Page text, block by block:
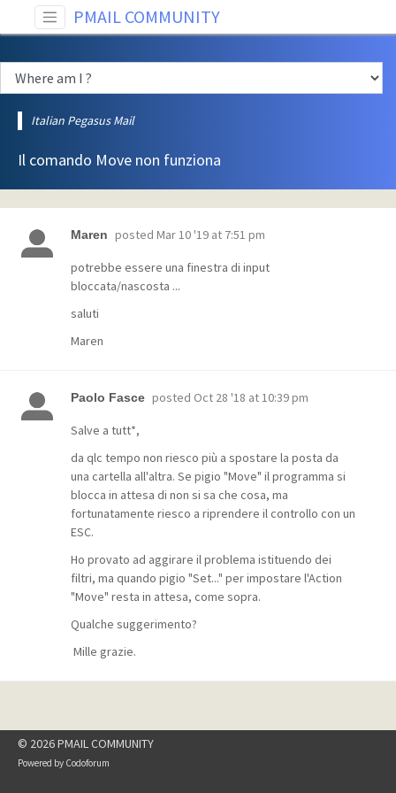
PMAIL COMMUNITY
Italian Pegasus Mail
Il comando Move non funziona
Maren posted Mar 10 '19 at 7:51 pm
potrebbe essere una finestra di input
bloccata/nascosta ...
saluti
Maren
Paolo Fasce posted Oct 28 '18 at 10:39 pm
Salve a tutt*,
da qlc tempo non riesco più a spostare la posta da
una cartella all'altra. Se pigio "Move" il programma si
blocca in attesa di non si sa che cosa, ma
fortunatamente riesco a riprendere il controllo con un
ESC.
Ho provato ad aggirare il problema istituendo dei
filtri, ma quando pigio "Set..." per impostare l'Action
"Move" resta in attesa, come sopra.
Qualche suggerimento?
Mille grazie.
© 2026 PMAIL COMMUNITY
Powered by Codoforum